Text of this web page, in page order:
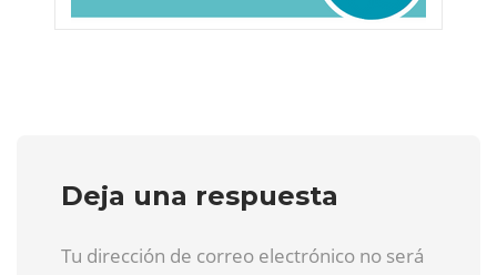
Deja una respuesta
Tu dirección de correo electrónico no será